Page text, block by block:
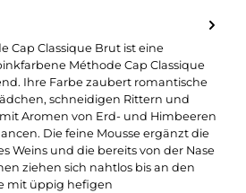
Cap Classique Brut ist eine
Méthode Cap Classique
Ihre Farbe zaubert romantische
schneidigen Rittern und
Aromen von Erd- und Himbeeren
Die feine Mousse ergänzt die
Weins und die bereits von der Nase
ziehen sich nahtlos bis an den
mit üppig hefigen